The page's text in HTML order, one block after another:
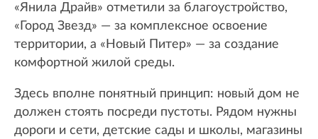
«Янила Драйв» отметили за благоустройство,
«Город Звезд» — за комплексное освоение
территории, а «Новый Питер» — за создание
комфортной жилой среды.
Здесь вполне понятный принцип: новый дом не
должен стоять посреди пустоты. Рядом нужны
дороги и сети, детские сады и школы, магазины